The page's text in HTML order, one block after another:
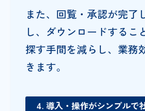
また、回覧・承認が完了
し、ダウンロードするこ
探す手間を減らし、業務
きます。
4. 導入・操作がシンプルで